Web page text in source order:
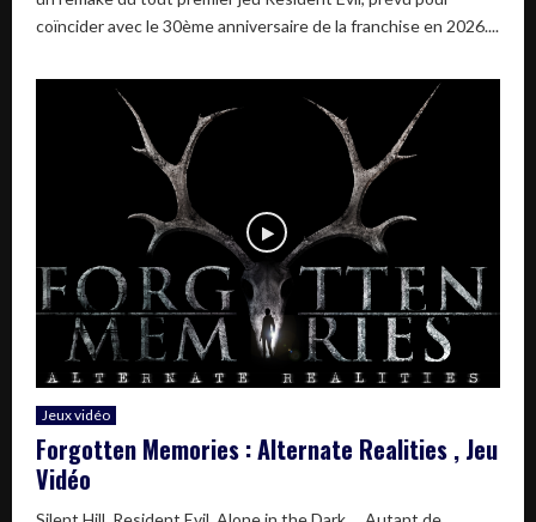
coïncider avec le 30ème anniversaire de la franchise en 2026....
Jeux vidéo
Forgotten Memories : Alternate Realities , Jeu
Vidéo